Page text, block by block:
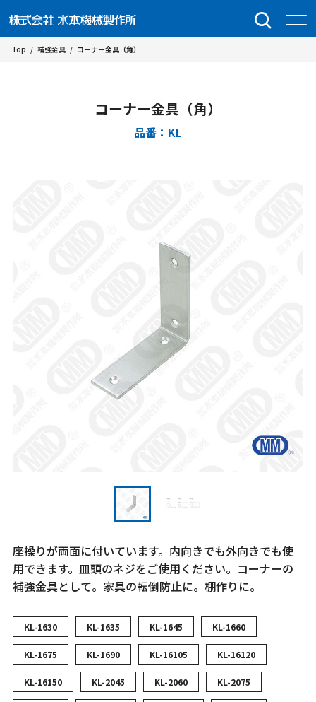
Top / 補強金具 / コーナー金具（角）
コーナー金具（角）
品番：KL
座操りが両面に付いています。内向きでも外向きでも使
用できます。皿頭のネジをご使用ください。コーナーの
補強金具として。家具の転倒防止に。棚作りに。
KL-1630 KL-1635 KL-1645 KL-1660
KL-1675 KL-1690 KL-16105 KL-16120
KL-16150 KL-2045 KL-2060 KL-2075